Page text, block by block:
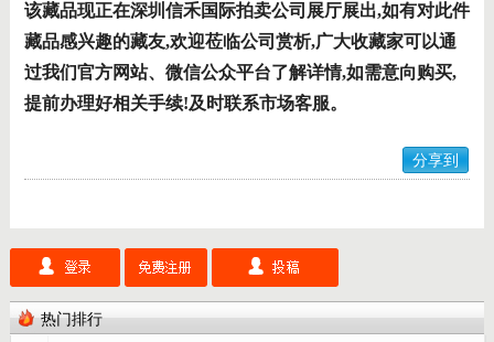
该藏品现正在深圳信禾国际拍卖公司展厅展出,如有对此件
藏品感兴趣的藏友,欢迎莅临公司赏析,广大收藏家可以通
过我们官方网站、微信公众平台了解详情,如需意向购买,
提前办理好相关手续!及时联系市场客服。
分享到
热门排行